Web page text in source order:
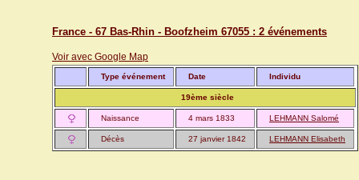
France - 67 Bas-Rhin - Boofzheim 67055 : 2 événements
Voir avec Google Map
Type événement Date Individu
19ème siècle
Naissance 4 mars 1833 LEHMANN Salomé
Décès 27 janvier 1842 LEHMANN Elisabeth